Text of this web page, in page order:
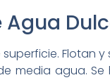
Flotan y
media agua.